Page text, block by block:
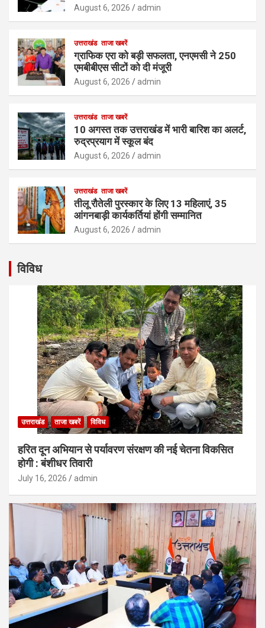
August 6, 2026 admin
उत्तराखंड ताजा खबरें
ग्राफिक एरा को बड़ी सफलता, एनएमसी ने 250
एमबीबीएस सीटों को दी मंजूरी
August 6, 2026 admin
उत्तराखंड ताजा खबरें
10 अगस्त तक उत्तराखंड में भारी बारिश का अलर्ट,
रुद्रप्रयाग में स्कूल बंद
August 6, 2026 admin
उत्तराखंड ताजा खबरें
तीलू रौतेली पुरस्कार के लिए 13 महिलाएं, 35
आंगनबाड़ी कार्यकर्तियां होंगी सम्मानित
August 6, 2026 admin
विविध
उत्तराखंड ताजा खबरें विविध
हरित दून अभियान से पर्यावरण संरक्षण की नई चेतना विकसित
होगी : बंशीधर तिवारी
July 16, 2026 admin